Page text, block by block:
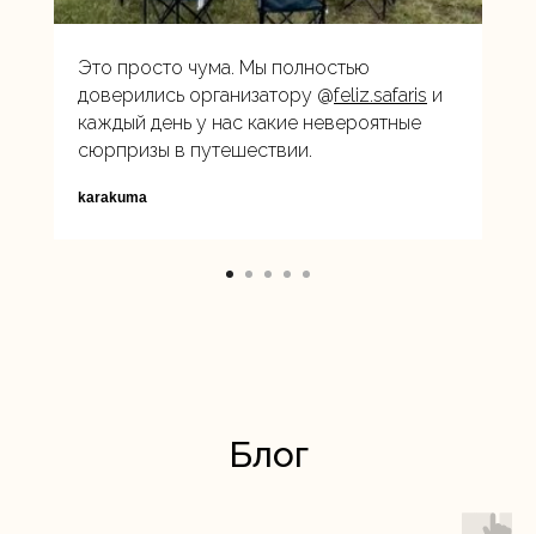
Это просто чума. Мы полностью
доверились организатору @feliz.safaris и
каждый день у нас какие невероятные
сюрпризы в путешествии.
karakuma
Блог